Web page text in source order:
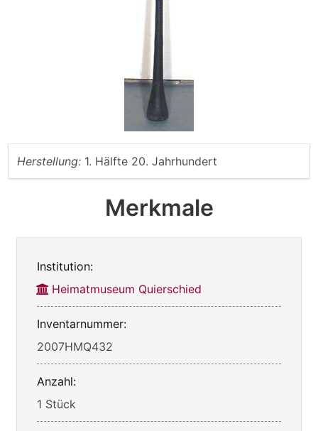
Herstellung: 1. Hälfte 20. Jahrhundert
Merkmale
Institution:
Heimatmuseum Quierschied
Inventarnummer:
2007HMQ432
Anzahl:
1 Stück